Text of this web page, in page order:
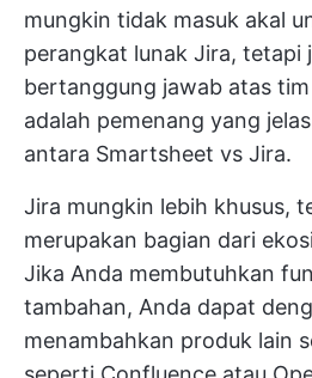
mungkin tidak masuk akal
perangkat lunak Jira, tetapi
bertanggung jawab atas
adalah pemenang yang
antara Smartsheet vs Jira.
Jira mungkin lebih khusus,
merupakan bagian dari
Jika Anda membutuhkan
tambahan, Anda dapat
menambahkan produk lain